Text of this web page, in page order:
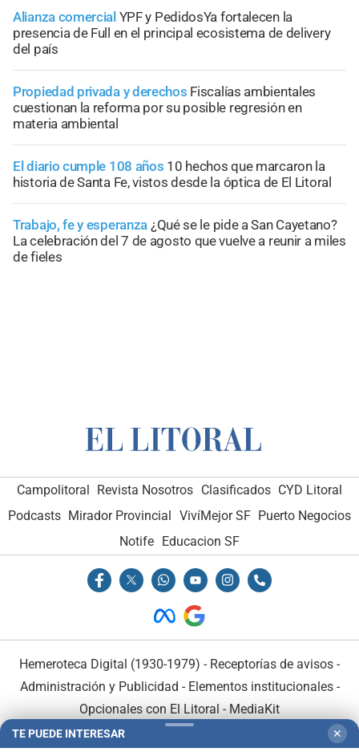
Alianza comercial YPF y PedidosYa fortalecen la
presencia de Full en el principal ecosistema de delivery
del país
Propiedad privada y derechos Fiscalías ambientales
cuestionan la reforma por su posible regresión en
materia ambiental
El diario cumple 108 años 10 hechos que marcaron la
historia de Santa Fe, vistos desde la óptica de El Litoral
Trabajo, fe y esperanza ¿Qué se le pide a San Cayetano?
La celebración del 7 de agosto que vuelve a reunir a miles
de fieles
Campolitoral Revista Nosotros Clasificados CYD Litoral
Podcasts Mirador Provincial VivíMejor SF Puerto Negocios
Notife Educacion SF
Hemeroteca Digital (1930-1979) - Receptorías de avisos -
Administración y Publicidad - Elementos institucionales-
Opcionales con El Litoral - MediaKit
TE PUEDE INTERESAR ✕